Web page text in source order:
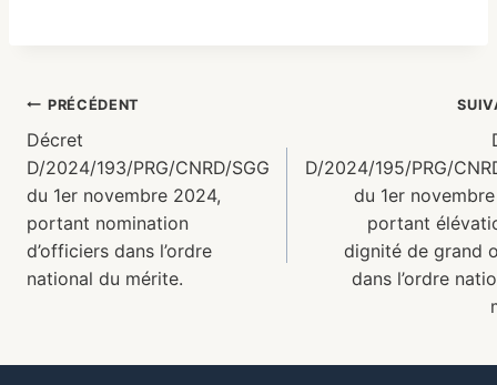
PRÉCÉDENT
Décret
D/2024/193/PRG/CNRD/SGG
du 1er novembre 2024,
portant nomination
d’officiers dans l’ordre
national du mérite.
D/2024/195/PRG/
du 1er
portant
dignité de grand
dans l’ordre